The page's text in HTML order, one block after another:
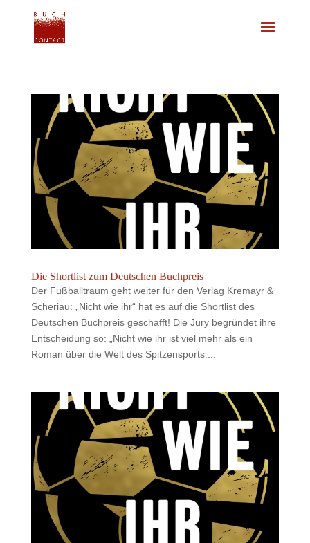
Die Shortlist zum Deutschen Buchpreis
Der Fußballtraum geht weiter für den Verlag Kremayr &
Scheriau: „Nicht wie ihr“ hat es auf die Shortlist des
Deutschen Buchpreis geschafft! Die Jury begründet ihre
Entscheidung so: „Nicht wie ihr ist viel mehr als ein
Roman über die Welt des Spitzensports:...